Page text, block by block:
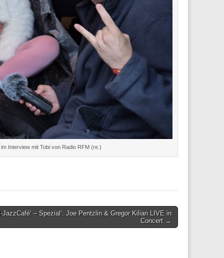
im Interview mit Tobi von Radio RFM (re.)
JazzCafé‘ – Spezial‘: Joe Pentzlin & Gregor Kilian LIVE in
Concert →